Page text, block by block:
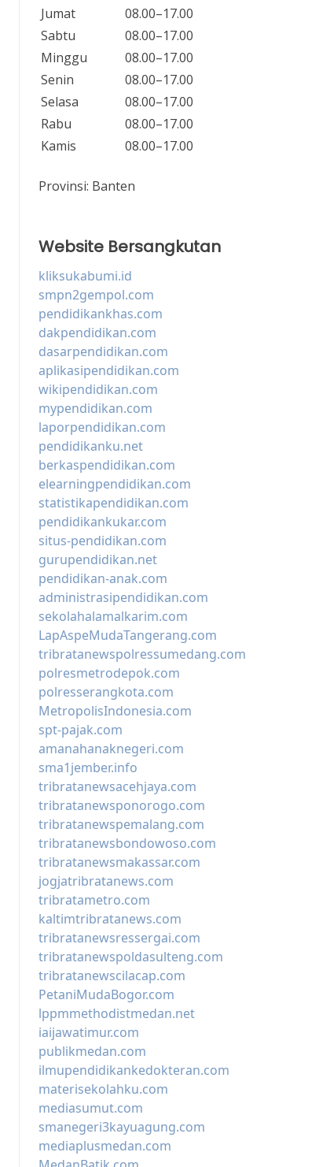
Jumat
08.00–17.00
Sabtu
08.00–17.00
Minggu
08.00–17.00
Senin
08.00–17.00
Selasa
08.00–17.00
Rabu
08.00–17.00
Kamis
08.00–17.00
Provinsi: Banten
Website Bersangkutan
kliksukabumi.id
smpn2gempol.com
pendidikankhas.com
dakpendidikan.com
dasarpendidikan.com
aplikasipendidikan.com
wikipendidikan.com
mypendidikan.com
laporpendidikan.com
pendidikanku.net
berkaspendidikan.com
elearningpendidikan.com
statistikapendidikan.com
pendidikankukar.com
situs-pendidikan.com
gurupendidikan.net
pendidikan-anak.com
administrasipendidikan.com
sekolahalamalkarim.com
LapAspeMudaTangerang.com
tribratanewspolressumedang.com
polresmetrodepok.com
polresserangkota.com
MetropolisIndonesia.com
spt-pajak.com
amanahanaknegeri.com
sma1jember.info
tribratanewsacehjaya.com
tribratanewsponorogo.com
tribratanewspemalang.com
tribratanewsbondowoso.com
tribratanewsmakassar.com
jogjatribratanews.com
tribratametro.com
kaltimtribratanews.com
tribratanewsressergai.com
tribratanewspoldasulteng.com
tribratanewscilacap.com
PetaniMudaBogor.com
lppmmethodistmedan.net
iaijawatimur.com
publikmedan.com
ilmupendidikankedokteran.com
materisekolahku.com
mediasumut.com
smanegeri3kayuagung.com
mediaplusmedan.com